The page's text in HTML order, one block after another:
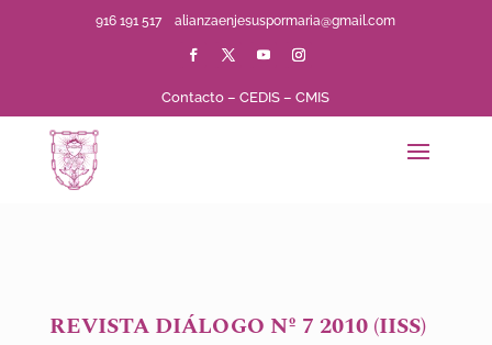
916 191 517alianzaenjesuspormaria@gmail.com
Contacto –CEDIS –CMIS
REVISTA DIÁLOGO Nº 7 2010 (IISS)